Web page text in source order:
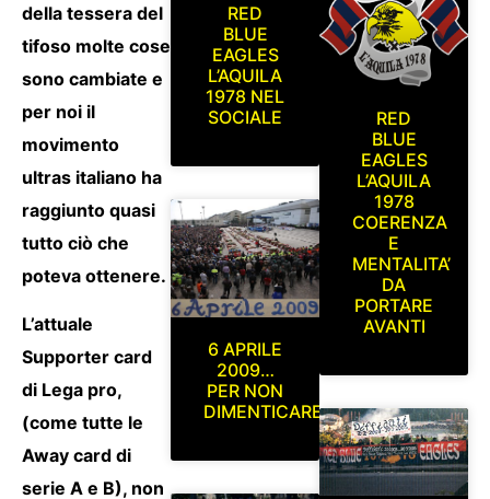
della tessera del
tifoso molte cose
sono cambiate e
per noi il
movimento
ultras italiano ha
raggiunto quasi
tutto ciò che
poteva ottenere.
L’attuale
Supporter card
di Lega pro,
(come tutte le
Away card di
serie A e B), non
RED
BLUE
EAGLES
L’AQUILA
1978 NEL
SOCIALE
6 APRILE
2009…
PER NON
DIMENTICARE
RED
BLUE
EAGLES
L’AQUILA
1978
COERENZA
E
MENTALITA’
DA
PORTARE
AVANTI